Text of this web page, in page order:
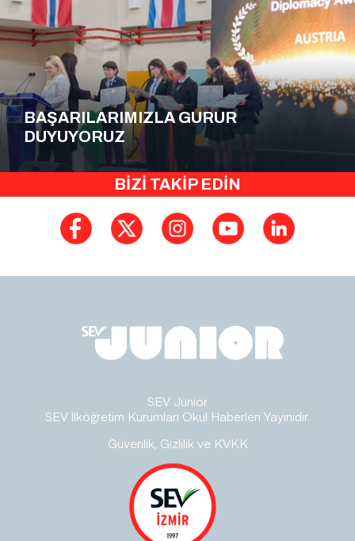
BAŞARILARIMIZLA GURUR
DUYUYORUZ
BİZİ TAKİP EDİN
SEV Junior
SEV İlköğretim Kurumları Okul Haberleri Yayınıdır.
Güvenlik, Gizlilik ve KVKK